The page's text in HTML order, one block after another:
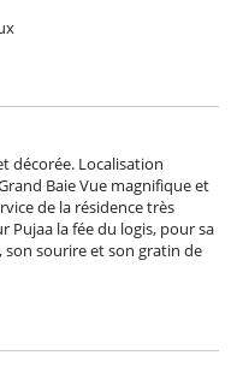
décorée. Localisation
Baie Vue magnifique et
de la résidence très
Pujaa la fée du logis, pour sa
son sourire et son gratin de